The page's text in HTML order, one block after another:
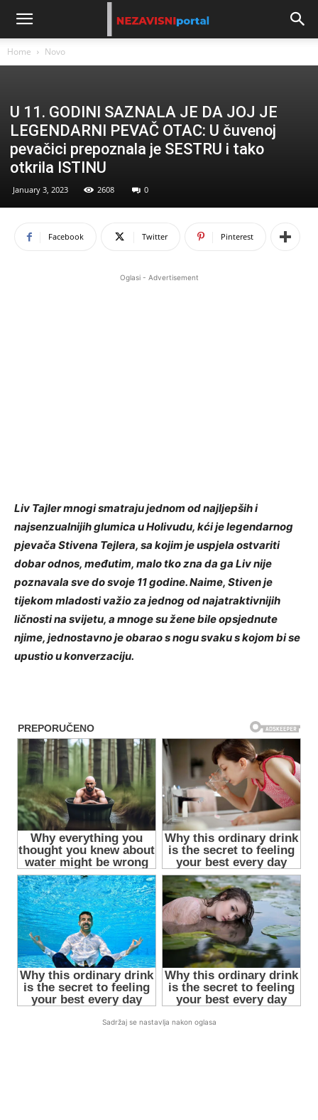
Home Novo
U 11. GODINI SAZNALA JE DA JOJ JE
LEGENDARNI PEVAČ OTAC: U čuvenoj
pevačici prepoznala je SESTRU i tako
otkrila ISTINU
January 3, 2023 2608 0
Facebook Twitter Pinterest
Oglasi - Advertisement
Liv Tajler mnogi smatraju jednom od najljepših i
najsenzualnijih glumica u Holivudu, kći je legendarnog
pjevača Stivena Tejlera, sa kojim je uspjela ostvariti
dobar odnos, međutim, malo tko zna da ga Liv nije
poznavala sve do svoje 11 godine. Naime, Stiven je
tijekom mladosti važio za jednog od najatraktivnijih
ličnosti na svijetu, a mnoge su žene bile opsjednute
njime, jednostavno je obarao s nogu svaku s kojom bi se
upustio u konverzaciju.
Sadržaj se nastavlja nakon oglasa